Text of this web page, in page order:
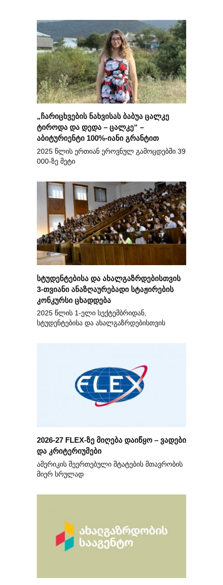
„ჩარიცხვების ნახვისას ბაბუა ცალკე
ტიროდა და დედა – ცალკე“ –
აბიტურიენტი 100%-იანი გრანტით
2025 წლის ერთიან ეროვნულ გამოცდებში 39
000-ზე მეტი
სტუდენტებისა და ახალგაზრდებისთვის
3-თვიანი ანაზღაურებადი სტაჟირების
კონკურსი ცხადდება
2025 წლის 1-ელი სექტემბრიდან,
სტუდენტებისა და ახალგაზრდებისთვის
2026-27 FLEX-ზე მიღება დაიწყო – ვადები
და კრიტერიუმები
ამერიკის შეერთებული შტატების მთავრობის
მიერ სრულად